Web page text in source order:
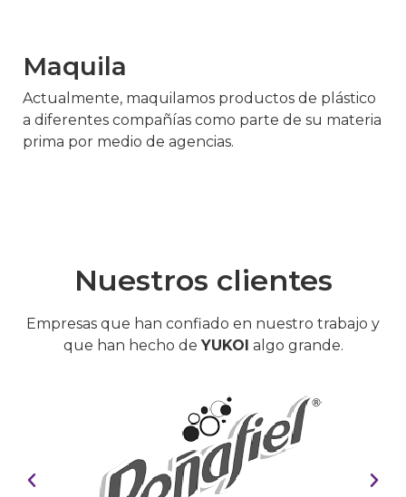
Maquila
Actualmente, maquilamos productos de plástico
a diferentes compañías como parte de su materia
prima por medio de agencias.
Nuestros clientes
Empresas que han confiado en nuestro trabajo y
que han hecho de YUKOI algo grande.